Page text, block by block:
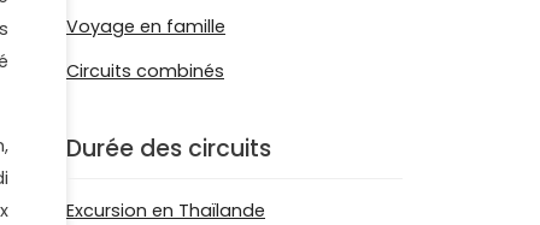
Voyage en famille
Circuits combinés
Durée des circuits
Excursion en Thaïlande